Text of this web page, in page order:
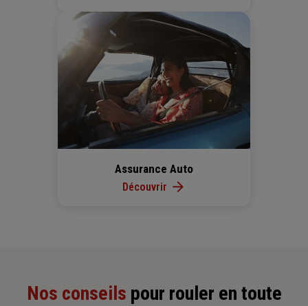
Assurance Auto
Découvrir
Nos conseils pour rouler en toute